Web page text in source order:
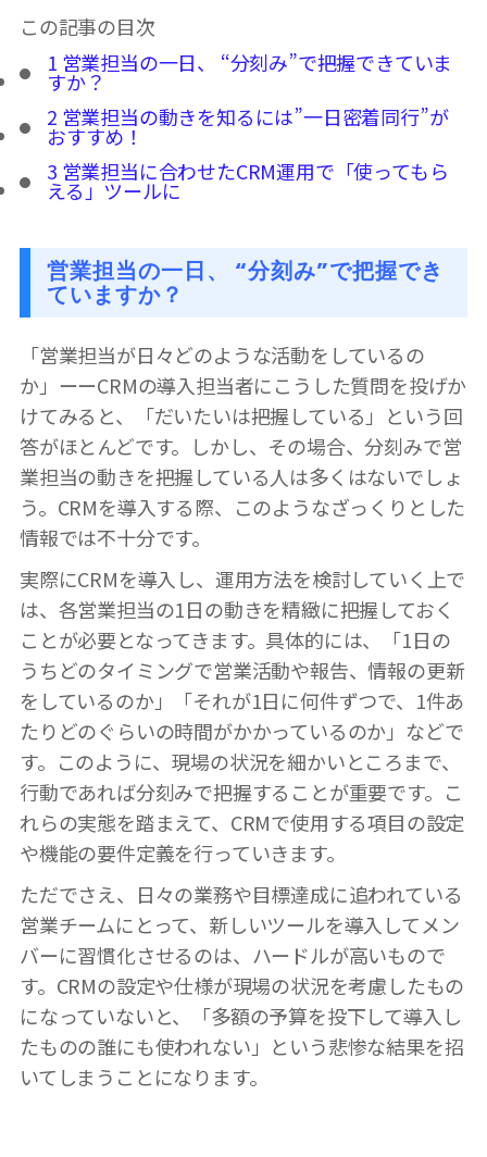
この記事の目次
1 営業担当の一日、 “分刻み”で把握できていま
すか？
2 営業担当の動きを知るには”一日密着同行”が
おすすめ！
3 営業担当に合わせたCRM運用で「使ってもら
える」ツールに
営業担当の一日、 “分刻み”で把握でき
ていますか？
「営業担当が日々どのような活動をしているの
か」ーーCRMの導入担当者にこうした質問を投げか
けてみると、「だいたいは把握している」という回
答がほとんどです。しかし、その場合、分刻みで営
業担当の動きを把握している人は多くはないでしょ
う。CRMを導入する際、このようなざっくりとした
情報では不十分です。
実際にCRMを導入し、運用方法を検討していく上で
は、各営業担当の1日の動きを精緻に把握しておく
ことが必要となってきます。具体的には、「1日の
うちどのタイミングで営業活動や報告、情報の更新
をしているのか」「それが1日に何件ずつで、1件あ
たりどのぐらいの時間がかかっているのか」などで
す。このように、現場の状況を細かいところまで、
行動であれば分刻みで把握することが重要です。こ
れらの実態を踏まえて、CRMで使用する項目の設定
や機能の要件定義を行っていきます。
ただでさえ、日々の業務や目標達成に追われている
営業チームにとって、新しいツールを導入してメン
バーに習慣化させるのは、ハードルが高いもので
す。CRMの設定や仕様が現場の状況を考慮したもの
になっていないと、「多額の予算を投下して導入し
たものの誰にも使われない」という悲惨な結果を招
いてしまうことになります。